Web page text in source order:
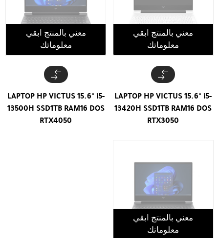
معني بالمنتج ابقي
معلوماتك
LAPTOP HP VICTUS 15.6" i5-
13420H SSD1TB RAM16 DOS
RTX3050
معني بالمنتج ابقي
معلوماتك
LAPTOP HP VICTUS 15.6" i5-
13500H SSD1TB RAM16 DOS
RTX4050
معني بالمنتج ابقي
معلوماتك